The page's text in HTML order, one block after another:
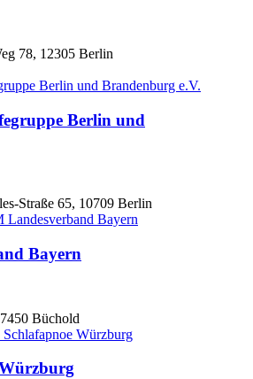
78, 12305 Berlin
Berlin und
Straße 65, 10709 Berlin
Bayern
Büchold